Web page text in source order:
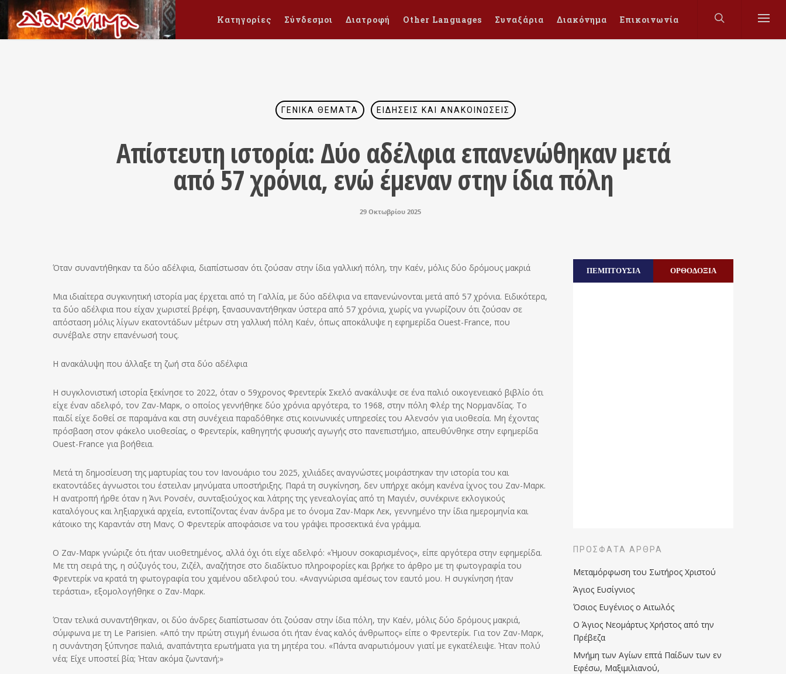
Κατηγορίες Σύνδεσμοι Διατροφή Other Languages Συναξάρια Διακόνημα Επικοινωνία
ΓΕΝΙΚΆ ΘΈΜΑΤΑ ΕΙΔΉΣΕΙΣ ΚΑΙ ΑΝΑΚΟΙΝΏΣΕΙΣ
Απίστευτη ιστορία: Δύο αδέλφια επανενώθηκαν μετά
από 57 χρόνια, ενώ έμεναν στην ίδια πόλη
29 Οκτωβρίου 2025
Όταν συναντήθηκαν τα δύο αδέλφια, διαπίστωσαν ότι ζούσαν στην ίδια γαλλική πόλη, την Καέν, μόλις δύο δρόμους μακριά
Μια ιδιαίτερα συγκινητική ιστορία μας έρχεται από τη Γαλλία, με δύο αδέλφια να επανενώνονται μετά από 57 χρόνια. Ειδικότερα,
τα δύο αδέλφια που είχαν χωριστεί βρέφη, ξανασυναντήθηκαν ύστερα από 57 χρόνια, χωρίς να γνωρίζουν ότι ζούσαν σε
απόσταση μόλις λίγων εκατοντάδων μέτρων στη γαλλική πόλη Καέν, όπως αποκάλυψε η εφημερίδα Ouest-France, που
συνέβαλε στην επανένωσή τους.
Η ανακάλυψη που άλλαξε τη ζωή στα δύο αδέλφια
Η συγκλονιστική ιστορία ξεκίνησε το 2022, όταν ο 59χρονος Φρεντερίκ Σκελό ανακάλυψε σε ένα παλιό οικογενειακό βιβλίο ότι
είχε έναν αδελφό, τον Ζαν-Μαρκ, ο οποίος γεννήθηκε δύο χρόνια αργότερα, το 1968, στην πόλη Φλέρ της Νορμανδίας. Το
παιδί είχε δοθεί σε παραμάνα και στη συνέχεια παραδόθηκε στις κοινωνικές υπηρεσίες του Αλενσόν για υιοθεσία. Μη έχοντας
πρόσβαση στον φάκελο υιοθεσίας, ο Φρεντερίκ, καθηγητής φυσικής αγωγής στο πανεπιστήμιο, απευθύνθηκε στην εφημερίδα
Ouest-France για βοήθεια.
Μετά τη δημοσίευση της μαρτυρίας του τον Ιανουάριο του 2025, χιλιάδες αναγνώστες μοιράστηκαν την ιστορία του και
εκατοντάδες άγνωστοι του έστειλαν μηνύματα υποστήριξης. Παρά τη συγκίνηση, δεν υπήρχε ακόμη κανένα ίχνος του Ζαν-Μαρκ.
Η ανατροπή ήρθε όταν η Άνι Ρονσέν, συνταξιούχος και λάτρης της γενεαλογίας από τη Μαγιέν, συνέκρινε εκλογικούς
καταλόγους και ληξιαρχικά αρχεία, εντοπίζοντας έναν άνδρα με το όνομα Ζαν-Μαρκ Λεκ, γεννημένο την ίδια ημερομηνία και
κάτοικο της Καραντάν στη Μανς. Ο Φρεντερίκ αποφάσισε να του γράψει προσεκτικά ένα γράμμα.
Ο Ζαν-Μαρκ γνώριζε ότι ήταν υιοθετημένος, αλλά όχι ότι είχε αδελφό: «Ήμουν σοκαρισμένος», είπε αργότερα στην εφημερίδα.
Με ττη σειρά της, η σύζυγός του, Ζιζέλ, αναζήτησε στο διαδίκτυο πληροφορίες και βρήκε το άρθρο με τη φωτογραφία του
Φρεντερίκ να κρατά τη φωτογραφία του χαμένου αδελφού του. «Αναγνώρισα αμέσως τον εαυτό μου. Η συγκίνηση ήταν
τεράστια», εξομολογήθηκε ο Ζαν-Μαρκ.
Όταν τελικά συναντήθηκαν, οι δύο άνδρες διαπίστωσαν ότι ζούσαν στην ίδια πόλη, την Καέν, μόλις δύο δρόμους μακριά,
σύμφωνα με τη Le Parisien. «Από την πρώτη στιγμή ένιωσα ότι ήταν ένας καλός άνθρωπος» είπε ο Φρεντερίκ. Για τον Ζαν-Μαρκ,
η συνάντηση ξύπνησε παλιά, αναπάντητα ερωτήματα για τη μητέρα του. «Πάντα αναρωτιόμουν γιατί με εγκατέλειψε. Ήταν πολύ
νέα; Είχε υποστεί βία; Ήταν ακόμα ζωντανή;»
ΠΕΜΠΤΟΥΣΙΑ ΟΡΘΟΔΟΞΙΑ
ΠΡΌΣΦΑΤΑ ΆΡΘΡΑ
Μεταμόρφωση του Σωτήρος Χριστού
Άγιος Ευσίγνιος
Όσιος Ευγένιος ο Αιτωλός
Ο Άγιος Νεομάρτυς Χρήστος από την
Πρέβεζα
Μνήμη των Aγίων επτά Παίδων των εν
Eφέσω, Mαξιμιλιανού,